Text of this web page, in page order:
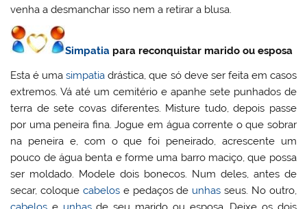
venha a desmanchar isso nem a retirar a blusa.
Simpatia para reconquistar marido ou esposa
Esta é umasimpatia drástica, que só deve ser feita em casos
extremos. Vá até um cemitério e apanhe sete punhados de
terra de sete covas diferentes. Misture tudo, depois passe
por uma peneira fina. Jogue em água corrente o que sobrar
na peneira e, com o que foi peneirado, acrescente um
pouco de água benta e forme uma barro maciço, que possa
ser moldado. Modele dois bonecos. Num deles, antes de
secar, coloque cabelose pedaços de unhas seus. No outro,